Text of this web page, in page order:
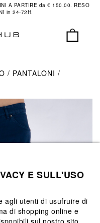
A PARTIRE da € 150,00. RESO
in 24-72H.
PANTALONI
E SULL'USO
agli utenti di usufruire di
di shopping online e
sul nostro sito